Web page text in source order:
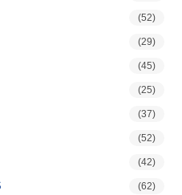
(52)
(29)
(45)
(25)
(37)
(52)
(42)
(62)